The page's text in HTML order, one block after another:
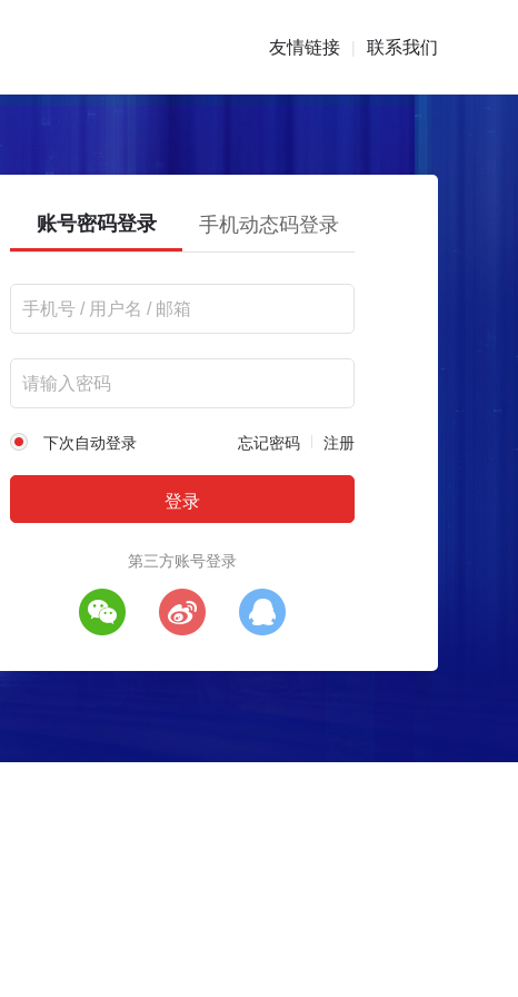
友情链接 | 联系我们
账号密码登录 手机动态码登录
下次自动登录 忘记密码 注册
第三方账号登录